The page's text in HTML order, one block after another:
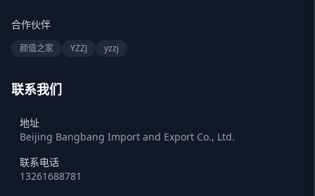
合作伙伴
颜值之家 YZZJ yzzj
联系我们
地址
Beijing Bangbang Import and Export Co., Ltd.
联系电话
13261688781